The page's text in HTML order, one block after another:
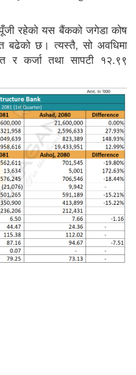
रहेको यस बैंकको जगेडा कोष
बढेको छ। त्यस्तै, सो अवधिमा
र कर्जा तथा सापटी १२.९९